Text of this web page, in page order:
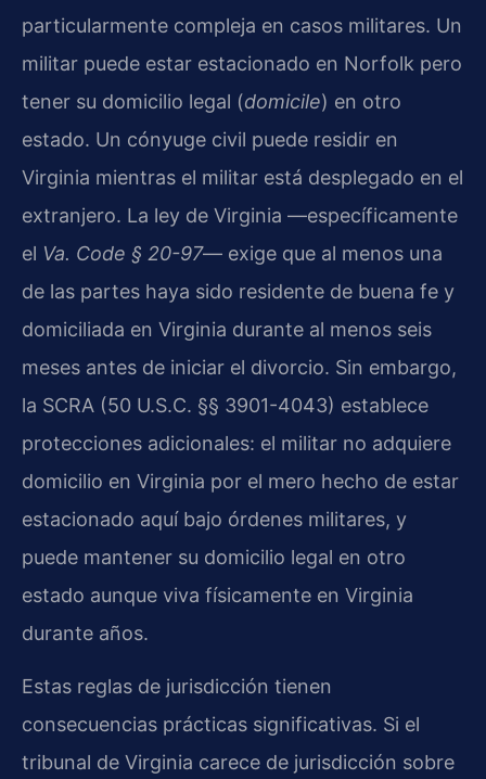
particularmente compleja en casos militares. Un
militar puede estar estacionado en Norfolk pero
tener su domicilio legal (domicile) en otro
estado. Un cónyuge civil puede residir en
Virginia mientras el militar está desplegado en el
extranjero. La ley de Virginia —específicamente
el Va. Code § 20-97— exige que al menos una
de las partes haya sido residente de buena fe y
domiciliada en Virginia durante al menos seis
meses antes de iniciar el divorcio. Sin embargo,
la SCRA (50 U.S.C. §§ 3901-4043) establece
protecciones adicionales: el militar no adquiere
domicilio en Virginia por el mero hecho de estar
estacionado aquí bajo órdenes militares, y
puede mantener su domicilio legal en otro
estado aunque viva físicamente en Virginia
durante años.
Estas reglas de jurisdicción tienen
consecuencias prácticas significativas. Si el
tribunal de Virginia carece de jurisdicción sobre